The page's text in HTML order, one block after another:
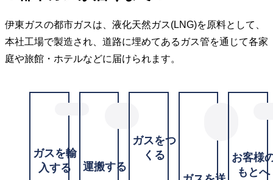
伊東ガスの都市ガスは、液化天然ガス(LNG)を原料として、
本社工場で製造され、道路に埋めてあるガス管を通じて各家
庭や旅館・ホテルなどに届けられます。
ガスを輸
入する
運搬する
ガスをつ
くる
お客様
もとへ